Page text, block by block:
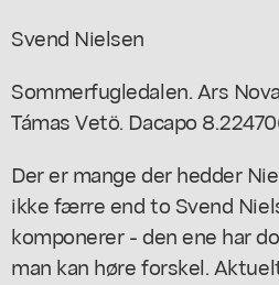
Svend Nielsen
Sommerfugledalen. Ars
Támas Vetö. Dacapo
Der er mange der hedder
ikke færre end to Svend
komponerer - den ene har
man kan høre forskel.